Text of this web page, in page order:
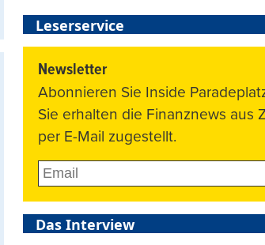
Leserservice
Newsletter
Abonnieren Sie Inside
Sie erhalten die Finanznews aus
per E-Mail zugestellt.
Das Interview